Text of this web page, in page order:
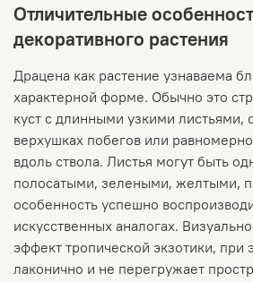
Отличительные
декоративного растения
Драцена как растение узнаваема
характерной форме. Обычно это
куст с длинными узкими листьями,
верхушках побегов или
вдоль ствола. Листья могут быть
полосатыми, зелеными, желтыми,
особенность успешно
искусственных аналогах.
эффект тропической экзотики, при
лаконично и не перегружает